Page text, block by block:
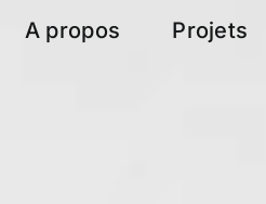
A propos Projets